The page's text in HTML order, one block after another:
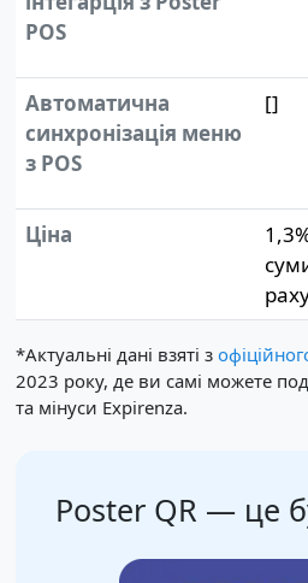
POS
Автоматична
синхронізація меню
з POS
[]
Ціна
*Актуальні дані взяті з
2023 року, де ви самі можете
та мінуси Expirenza.
Poster QR — це